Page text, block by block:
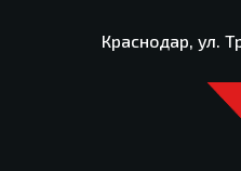
Краснодар, ул.